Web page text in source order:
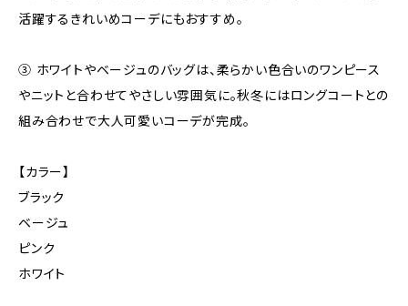
活躍するきれいめコーデにもおすすめ。
③ ホワイトやベージュのバッグは、柔らかい色合いのワンピース
やニットと合わせてやさしい雰囲気に。秋冬にはロングコートとの
組み合わせで大人可愛いコーデが完成。
【カラー】
ブラック
ベージュ
ピンク
ホワイト